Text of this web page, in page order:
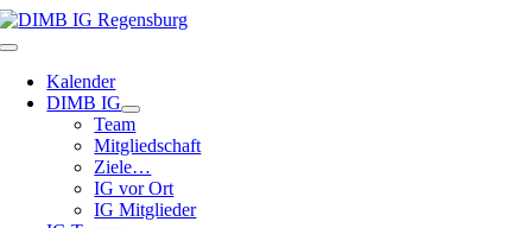
Zum
Inhalt
Toggle
NavigationKalender
DIMB IG
Team
Mitgliedschaft
Ziele…
IG vor Ort
IG Mitglieder